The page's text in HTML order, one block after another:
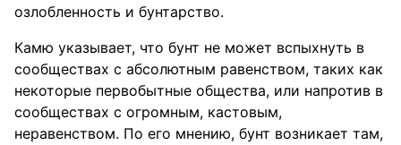
озлобленность и бунтарство.
Камю указывает, что бунт не может вспыхнуть в
сообществах с абсолютным равенством, таких как
некоторые первобытные общества, или напротив в
сообществах с огромным, кастовым,
неравенством. По его мнению, бунт возникает там,